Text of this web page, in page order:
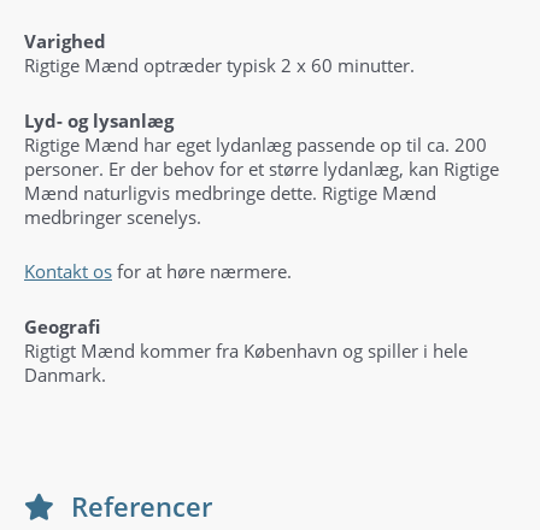
Varighed
Rigtige Mænd optræder typisk 2 x 60 minutter.
Lyd- og lysanlæg
Rigtige Mænd har eget lydanlæg passende op til ca. 200
personer. Er der behov for et større lydanlæg, kan Rigtige
Mænd naturligvis medbringe dette. Rigtige Mænd
medbringer scenelys.
Kontakt os for at høre nærmere.
Geografi
Rigtigt Mænd kommer fra København og spiller i hele
Danmark.
Referencer